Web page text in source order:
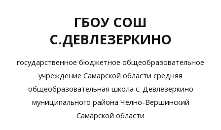
ГБОУ СОШ
С.ДЕВЛЕЗЕРКИНО
государственное бюджетное общеобразовательное
учреждение Самарской области средняя
общеобразовательная школа с. Девлезеркино
муниципального района Челно-Вершинский
Самарской области